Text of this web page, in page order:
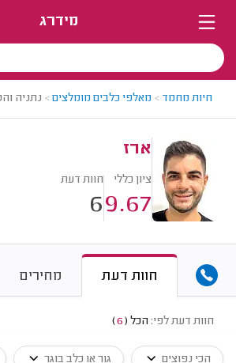
מידרג
חיות מחמד > מאלפי כלבים מומלצים> נתניה
ארז
ציון כללי
9.67
חוות דעת
6
חוות דעת מחירים
חוות דעת לפי: הכל (
6
)
הכי נפוצים גור או כלב בוגר